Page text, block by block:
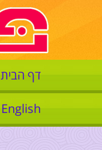
דף הבית
English